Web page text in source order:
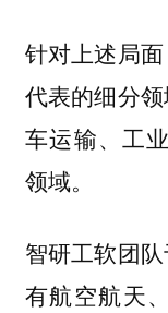
针对上述局
代表的细分
车运输、工
领域。
智研工软团
有航空航天